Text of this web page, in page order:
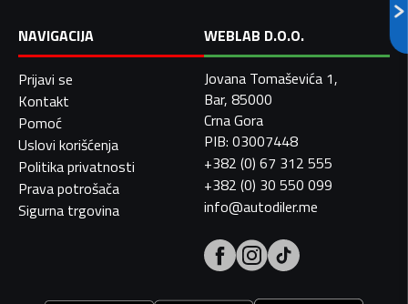
NAVIGACIJA
Prijavi se
Kontakt
Pomoć
Uslovi korišćenja
Politika privatnosti
Prava potrošača
Sigurna trgovina
WEBLAB D.O.O.
Jovana Tomaševića 1,
Bar, 85000
Crna Gora
PIB: 03007448
+382 (0) 67 312 555
+382 (0) 30 550 099
info@autodiler.me